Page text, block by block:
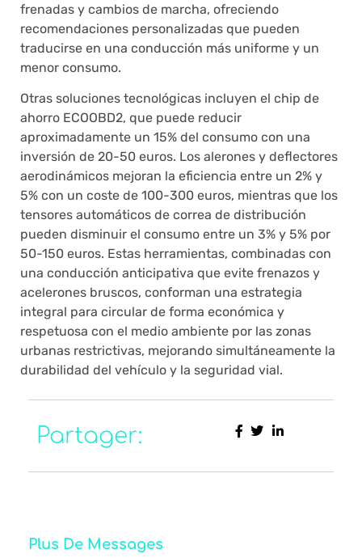
frenadas y cambios de marcha, ofreciendo
recomendaciones personalizadas que pueden
traducirse en una conducción más uniforme y un
menor consumo.
Otras soluciones tecnológicas incluyen el chip de
ahorro ECOOBD2, que puede reducir
aproximadamente un 15% del consumo con una
inversión de 20-50 euros. Los alerones y deflectores
aerodinámicos mejoran la eficiencia entre un 2% y
5% con un coste de 100-300 euros, mientras que los
tensores automáticos de correa de distribución
pueden disminuir el consumo entre un 3% y 5% por
50-150 euros. Estas herramientas, combinadas con
una conducción anticipativa que evite frenazos y
acelerones bruscos, conforman una estrategia
integral para circular de forma económica y
respetuosa con el medio ambiente por las zonas
urbanas restrictivas, mejorando simultáneamente la
durabilidad del vehículo y la seguridad vial.
Partager:
Plus De Messages